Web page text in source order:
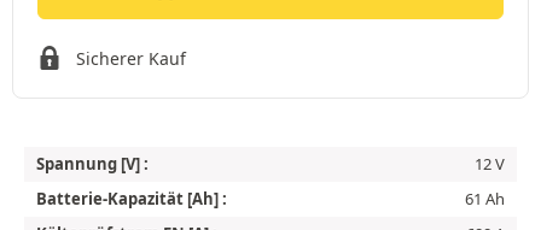
Sicherer Kauf
Spannung [V] :
12 V
Batterie-Kapazität [Ah] :
61 Ah